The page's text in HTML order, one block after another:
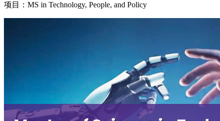
项目：MS in Technology, People, and Policy